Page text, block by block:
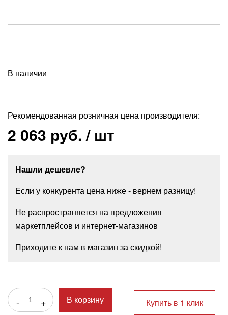
В наличии
Рекомендованная розничная цена производителя:
2 063 руб./ шт
Нашли дешевле?
Если у конкурента цена ниже - вернем разницу!
Не распространяется на предложения
маркетплейсов и интернет-магазинов
Приходите к нам в магазин за скидкой!
- + В корзину Купить в 1 клик